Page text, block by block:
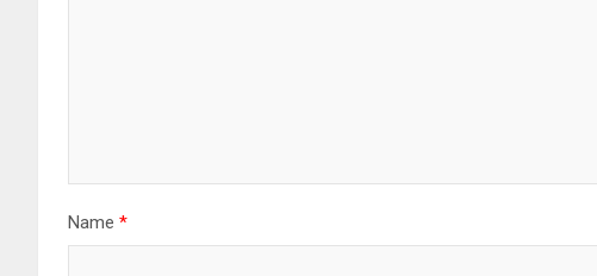
Name *